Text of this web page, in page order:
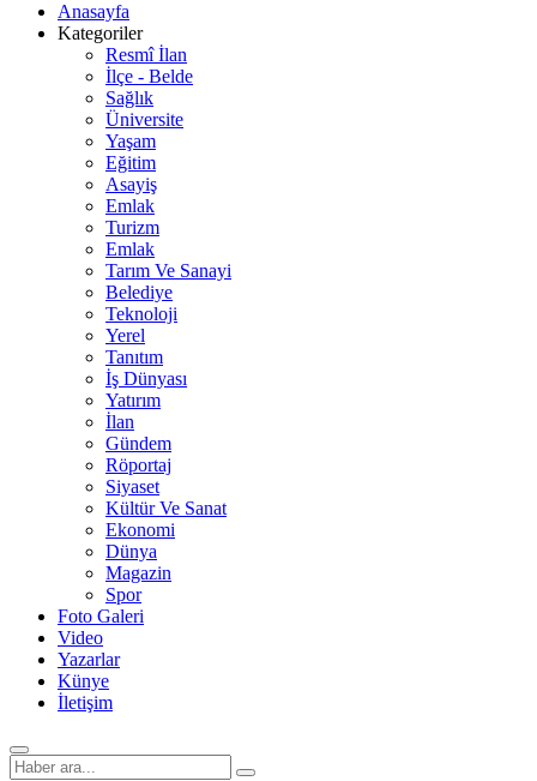
Anasayfa
Kategoriler
Resmî İlan
İlçe - Belde
Sağlık
Üniversite
Yaşam
Eğitim
Asayiş
Emlak
Turizm
Emlak
Tarım Ve Sanayi
Belediye
Teknoloji
Yerel
Tanıtım
İş Dünyası
Yatırım
İlan
Gündem
Röportaj
Siyaset
Kültür Ve Sanat
Ekonomi
Dünya
Magazin
Spor
Foto Galeri
Video
Yazarlar
Künye
İletişim